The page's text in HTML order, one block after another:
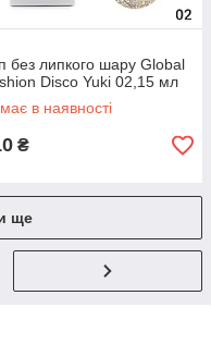
без липкого шару Global
Disco Yuki 02,15 мл
в наявності
₴
ще